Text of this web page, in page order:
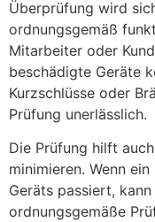
Überprüfung wird
ordnungsgemäß
Mitarbeiter oder
beschädigte Geräte
Kurzschlüsse oder
Prüfung unerlässlich.
Die Prüfung hilft
minimieren. Wenn
Geräts passiert,
ordnungsgemäße